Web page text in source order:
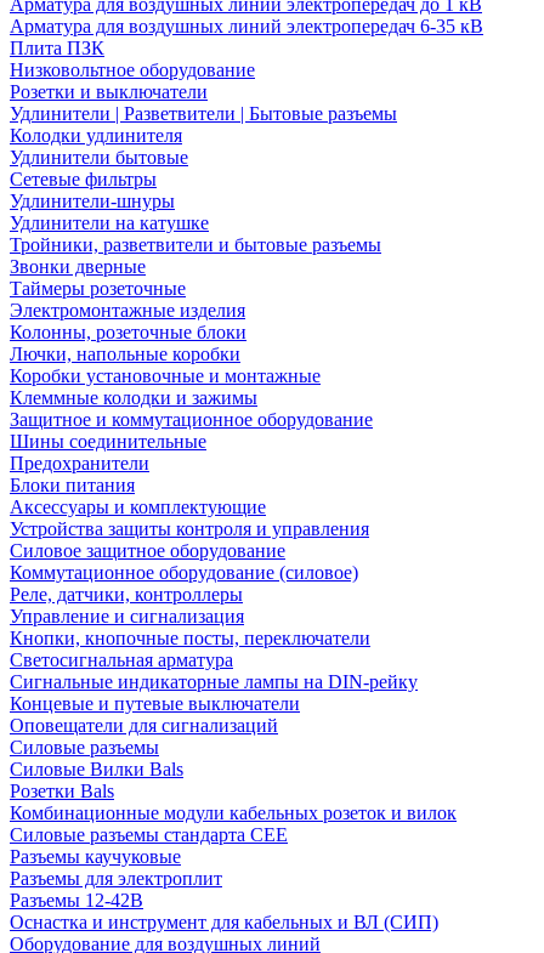
Арматура для воздушных линий электропередач до 1 кВ
Арматура для воздушных линий электропередач 6-35 кВ
Плита ПЗК
Низковольтное оборудование
Розетки и выключатели
Удлинители | Разветвители | Бытовые разъемы
Колодки удлинителя
Удлинители бытовые
Сетевые фильтры
Удлинители-шнуры
Удлинители на катушке
Тройники, разветвители и бытовые разъемы
Звонки дверные
Таймеры розеточные
Электромонтажные изделия
Колонны, розеточные блоки
Лючки, напольные коробки
Коробки установочные и монтажные
Клеммные колодки и зажимы
Защитное и коммутационное оборудование
Шины соединительные
Предохранители
Блоки питания
Аксессуары и комплектующие
Устройства защиты контроля и управления
Силовое защитное оборудование
Коммутационное оборудование (силовое)
Реле, датчики, контроллеры
Управление и сигнализация
Кнопки, кнопочные посты, переключатели
Светосигнальная арматура
Сигнальные индикаторные лампы на DIN-рейку
Концевые и путевые выключатели
Оповещатели для сигнализаций
Силовые разъемы
Силовые Вилки Bals
Розетки Bals
Комбинационные модули кабельных розеток и вилок
Силовые разъемы стандарта CEE
Разъемы каучуковые
Разъемы для электроплит
Разъемы 12-42В
Оснастка и инструмент для кабельных и ВЛ (СИП)
Оборудование для воздушных линий